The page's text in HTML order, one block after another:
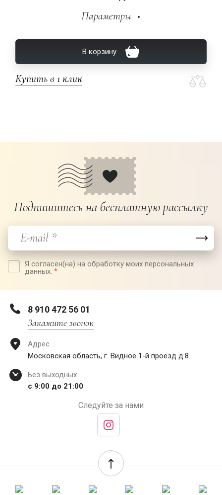
Параметры
В корзину
Купить в 1 клик
Подпишитесь на бесплатную рассылку
Я согласен(на) на обработку моих персональных
данных. *
8 910 472 56 01
Закажите звонок
Адрес
Московская область, г. Видное 1-й проезд д.8
Без выходных
с 9:00 до 21:00
Следуйте за нами